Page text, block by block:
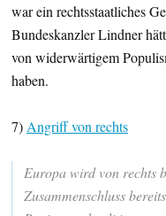
war ein rechtsstaatliches
Bundeskanzler Lindner
von widerwärtigem
haben.
7) Angriff von rechts
Europa wird von rechts
Zusammenschluss